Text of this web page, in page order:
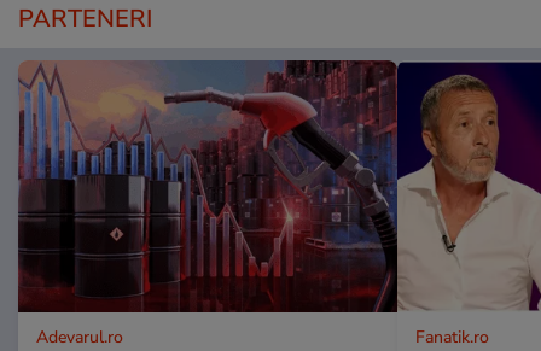
PARTENERI
Adevarul.ro Fanatik.ro